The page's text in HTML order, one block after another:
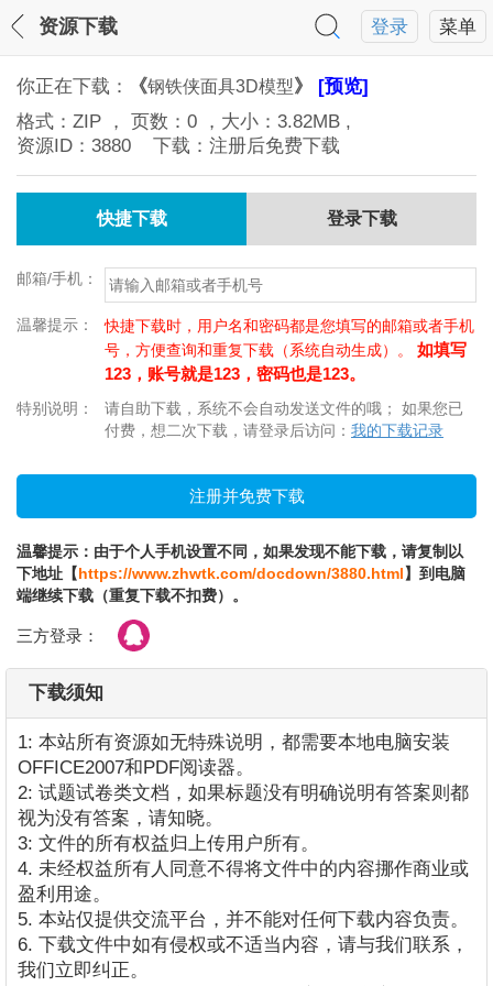
菜单
登录
资源下载
你正在下载： 《钢铁侠面具3D模型》 [预览]
格式： ZIP ， 页数： 0 ，大小： 3.82MB ,
资源ID： 3880 下载：注册后免费下载
快捷下载 登录下载
邮箱/手机：
温馨提示：
快捷下载时，用户名和密码都是您填写的邮箱或者手机
号，方便查询和重复下载（系统自动生成）。 如填写
123，账号就是123，密码也是123。
特别说明：
请自助下载，系统不会自动发送文件的哦； 如果您已
付费，想二次下载，请登录后访问： 我的下载记录
温馨提示：由于个人手机设置不同，如果发现不能下载，请复制以
下地址【https://www.zhwtk.com/docdown/3880.html】到电脑
端继续下载（重复下载不扣费）。
三方登录：
下载须知
1: 本站所有资源如无特殊说明，都需要本地电脑安装
OFFICE2007和PDF阅读器。
2: 试题试卷类文档，如果标题没有明确说明有答案则都
视为没有答案，请知晓。
3: 文件的所有权益归上传用户所有。
4. 未经权益所有人同意不得将文件中的内容挪作商业或
盈利用途。
5. 本站仅提供交流平台，并不能对任何下载内容负责。
6. 下载文件中如有侵权或不适当内容，请与我们联系，
我们立即纠正。